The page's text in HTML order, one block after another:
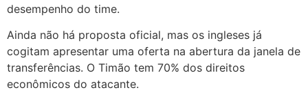
desempenho do time.
Ainda não há proposta oficial, mas os ingleses já
cogitam apresentar uma oferta na abertura da janela de
transferências. O Timão tem 70% dos direitos
econômicos do atacante.